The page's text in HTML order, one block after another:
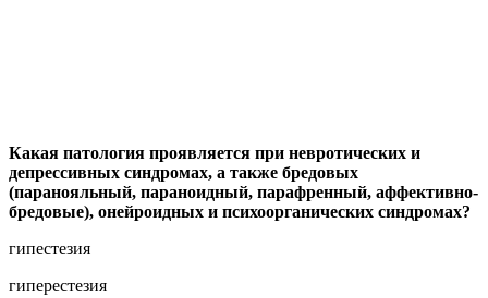
Какая патология проявляется при невротических и
депрессивных синдромах, а также бредовых
(паранояльный, параноидный, парафренный, аффективно-
бредовые), онейроидных и психоорганических синдромах?
гипестезия
гиперестезия